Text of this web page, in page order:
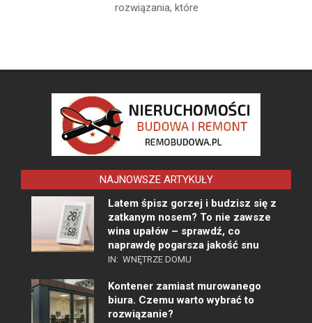
rozwiązania, które
NAJNOWSZE ARTYKUŁY
Latem śpisz gorzej i budzisz się z
zatkanym nosem? To nie zawsze
wina upałów – sprawdź, co
naprawdę pogarsza jakość snu
IN: WNĘTRZE DOMU
Kontener zamiast murowanego
biura. Czemu warto wybrać to
rozwiązanie?